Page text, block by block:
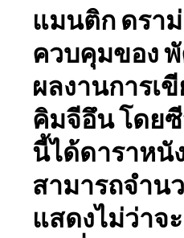
แมนติก ดรา
ควบคุมของ
ผลงานการเ
คิมจีอึน โดย
นี้ได้ดาราหนั
สามารถจำน
แสดงไม่ว่าจ